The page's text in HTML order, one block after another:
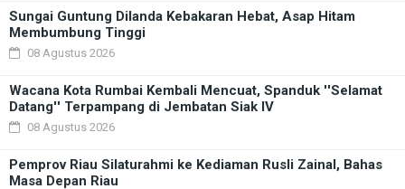
Sungai Guntung Dilanda Kebakaran Hebat, Asap Hitam
Membumbung Tinggi
08 Agustus 2026
Wacana Kota Rumbai Kembali Mencuat, Spanduk ''Selamat
Datang'' Terpampang di Jembatan Siak IV
08 Agustus 2026
Pemprov Riau Silaturahmi ke Kediaman Rusli Zainal, Bahas
Masa Depan Riau